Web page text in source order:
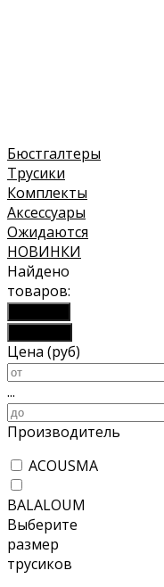
Бюстгалтеры
Трусики
Комплекты
Аксессуары
Ожидаются
НОВИНКИ
Найдено
товаров:
Цена (руб)
...
Производитель
ACOUSMA
BALALOUM
Выберите
размер
трусиков